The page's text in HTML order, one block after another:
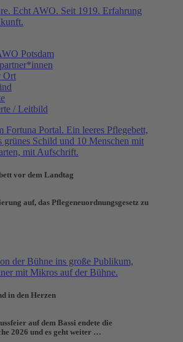
Potsdam
Ort
/ Leitbild
vor dem Landtag
auf, das Pflegeneuordnungsgesetz zu
in den Herzen
auf dem Bassi endete die
2026 und es geht weiter …